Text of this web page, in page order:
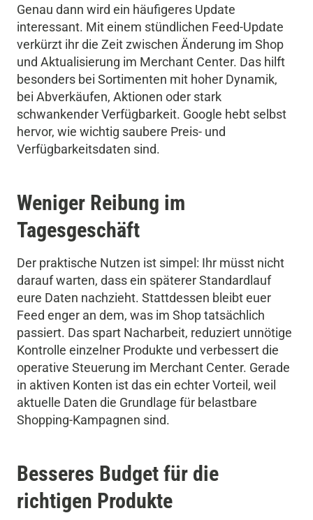
Genau dann wird ein häufigeres Update
interessant. Mit einem stündlichen Feed-Update
verkürzt ihr die Zeit zwischen Änderung im Shop
und Aktualisierung im Merchant Center. Das hilft
besonders bei Sortimenten mit hoher Dynamik,
bei Abverkäufen, Aktionen oder stark
schwankender Verfügbarkeit. Google hebt selbst
hervor, wie wichtig saubere Preis- und
Verfügbarkeitsdaten sind.
Weniger Reibung im
Tagesgeschäft
Der praktische Nutzen ist simpel: Ihr müsst nicht
darauf warten, dass ein späterer Standardlauf
eure Daten nachzieht. Stattdessen bleibt euer
Feed enger an dem, was im Shop tatsächlich
passiert. Das spart Nacharbeit, reduziert unnötige
Kontrolle einzelner Produkte und verbessert die
operative Steuerung im Merchant Center. Gerade
in aktiven Konten ist das ein echter Vorteil, weil
aktuelle Daten die Grundlage für belastbare
Shopping-Kampagnen sind.
Besseres Budget für die
richtigen Produkte